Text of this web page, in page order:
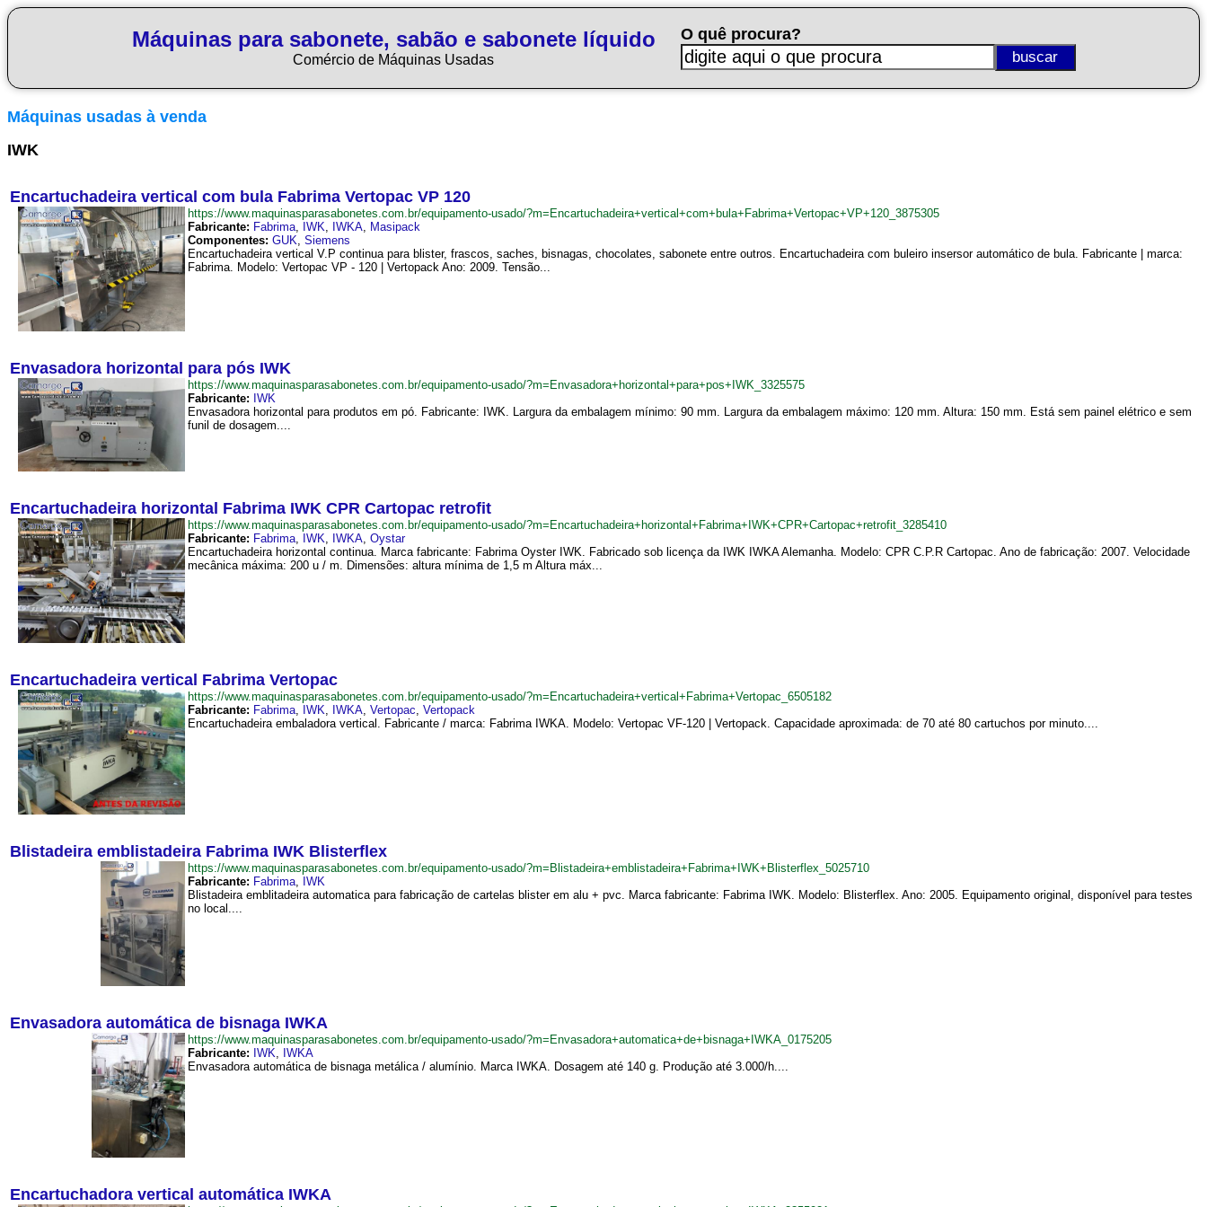
Máquinas para sabonete, sabão e sabonete líquido
Comércio de Máquinas Usadas
O quê procura?
Máquinas usadas à venda
IWK
Encartuchadeira vertical com bula Fabrima Vertopac VP 120
https://www.maquinasparasabonetes.com.br/equipamento-usado/?m=Encartuchadeira+vertical+com+bula+Fabrima+Vertopac+VP+120_3875305
Fabricante: Fabrima, IWK, IWKA, Masipack
Componentes: GUK, Siemens
Encartuchadeira vertical V.P continua para blister, frascos, saches, bisnagas, chocolates, sabonete entre outros. Encartuchadeira com buleiro insersor automático de bula. Fabricante | marca:
Fabrima. Modelo: Vertopac VP - 120 | Vertopack Ano: 2009. Tensão...
Envasadora horizontal para pós IWK
https://www.maquinasparasabonetes.com.br/equipamento-usado/?m=Envasadora+horizontal+para+pos+IWK_3325575
Fabricante: IWK
Envasadora horizontal para produtos em pó. Fabricante: IWK. Largura da embalagem mínimo: 90 mm. Largura da embalagem máximo: 120 mm. Altura: 150 mm. Está sem painel elétrico e sem
funil de dosagem....
Encartuchadeira horizontal Fabrima IWK CPR Cartopac retrofit
https://www.maquinasparasabonetes.com.br/equipamento-usado/?m=Encartuchadeira+horizontal+Fabrima+IWK+CPR+Cartopac+retrofit_3285410
Fabricante: Fabrima, IWK, IWKA, O​ystar
Encartuchadeira horizontal continua. Marca fabricante: Fabrima Oyster IWK. Fabricado sob licença da IWK IWKA Alemanha. Modelo: CPR C.P.R Cartopac. Ano de fabricação: 2007. Velocidade
mecânica máxima: 200 u / m. Dimensões: altura mínima de 1,5 m Altura máx...
Encartuchadeira vertical Fabrima Vertopac
https://www.maquinasparasabonetes.com.br/equipamento-usado/?m=Encartuchadeira+vertical+Fabrima+Vertopac_6505182
Fabricante: Fabrima, IWK, IWKA, Vertopac, Vertopack
Encartuchadeira embaladora vertical. Fabricante / marca: Fabrima IWKA. Modelo: Vertopac VF-120 | Vertopack. Capacidade aproximada: de 70 até 80 cartuchos por minuto....
Blistadeira emblistadeira Fabrima IWK Blisterflex
https://www.maquinasparasabonetes.com.br/equipamento-usado/?m=Blistadeira+emblistadeira+Fabrima+IWK+Blisterflex_5025710
Fabricante: Fabrima, IWK
Blistadeira emblitadeira automatica para fabricação de cartelas blister em alu + pvc. Marca fabricante: Fabrima IWK. Modelo: Blisterflex. Ano: 2005. Equipamento original, disponível para testes
no local....
Envasadora automática de bisnaga IWKA
https://www.maquinasparasabonetes.com.br/equipamento-usado/?m=Envasadora+automatica+de+bisnaga+IWKA_0175205
Fabricante: IWK, IWKA
Envasadora automática de bisnaga metálica / alumínio. Marca IWKA. Dosagem até 140 g. Produção até 3.000/h....
Encartuchadora vertical automática IWKA